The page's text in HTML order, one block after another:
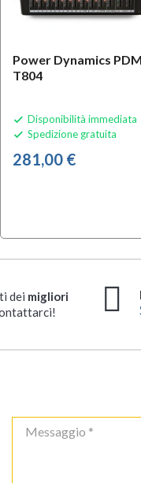
Power Dynamics
T804
 Disponibilità immediata
 Spedizione gratuita
281,00 €
dei migliori